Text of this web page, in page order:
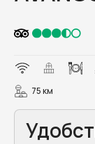
75 км